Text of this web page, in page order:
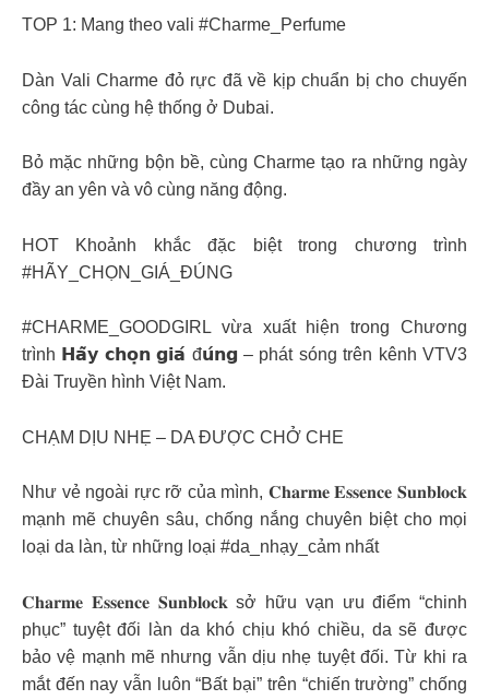
TOP 1: Mang theo vali #Charme_Perfume
Dàn Vali Charme đỏ rực đã về kịp chuẩn bị cho chuyến
công tác cùng hệ thống ở Dubai.
Bỏ mặc những bộn bề, cùng Charme tạo ra những ngày
đầy an yên và vô cùng năng động.
HOT Khoảnh khắc đặc biệt trong chương trình
#HÃY_CHỌN_GIÁ_ĐÚNG
#CHARME_GOODGIRL vừa xuất hiện trong Chương
trình 𝗛𝗮̃𝘆 𝗰𝗵𝗼̣𝗻 𝗴𝗶𝗮́ đ𝘂́𝗻𝗴 – phát sóng trên kênh VTV3
Đài Truyền hình Việt Nam.
CHẠM DỊU NHẸ – DA ĐƯỢC CHỞ CHE
Như vẻ ngoài rực rỡ của mình, 𝐂𝐡𝐚𝐫𝐦𝐞 𝐄𝐬𝐬𝐞𝐧𝐜𝐞 𝐒𝐮𝐧𝐛𝐥𝐨𝐜𝐤
mạnh mẽ chuyên sâu, chống nắng chuyên biệt cho mọi
loại da làn, từ những loại #da_nhạy_cảm nhất
𝐂𝐡𝐚𝐫𝐦𝐞 𝐄𝐬𝐬𝐞𝐧𝐜𝐞 𝐒𝐮𝐧𝐛𝐥𝐨𝐜𝐤 sở hữu vạn ưu điểm “chinh
phục” tuyệt đối làn da khó chịu khó chiều, da sẽ được
bảo vệ mạnh mẽ nhưng vẫn dịu nhẹ tuyệt đối. Từ khi ra
mắt đến nay vẫn luôn “Bất bại” trên “chiến trường” chống